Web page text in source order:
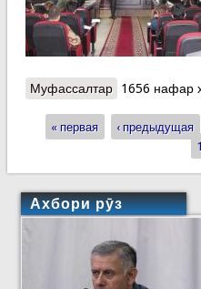
Муфассалтаро Ҳамкориҳои
шуд
1656 нафар
Страницы
« первая ‹ предыдущая
Ахбори рӯз